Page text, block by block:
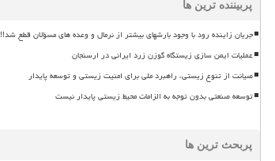
پربیننده ترین ها
جریان زاینده رود با وجود بارشهای بیشتر از نرمال و وعده های مسؤلان قطع شد!!
عملیات ایمن سازی زیستگاه گوزن زرد ایرانی در ارسنجان
صیانت از تنوع زیستی، راهبرد ملی برای امنیت زیستی و توسعه پایدار
توسعه صنعتی بدون توجه به الزامات محیط زیستی پایدار نیست
پربحث ترین ها